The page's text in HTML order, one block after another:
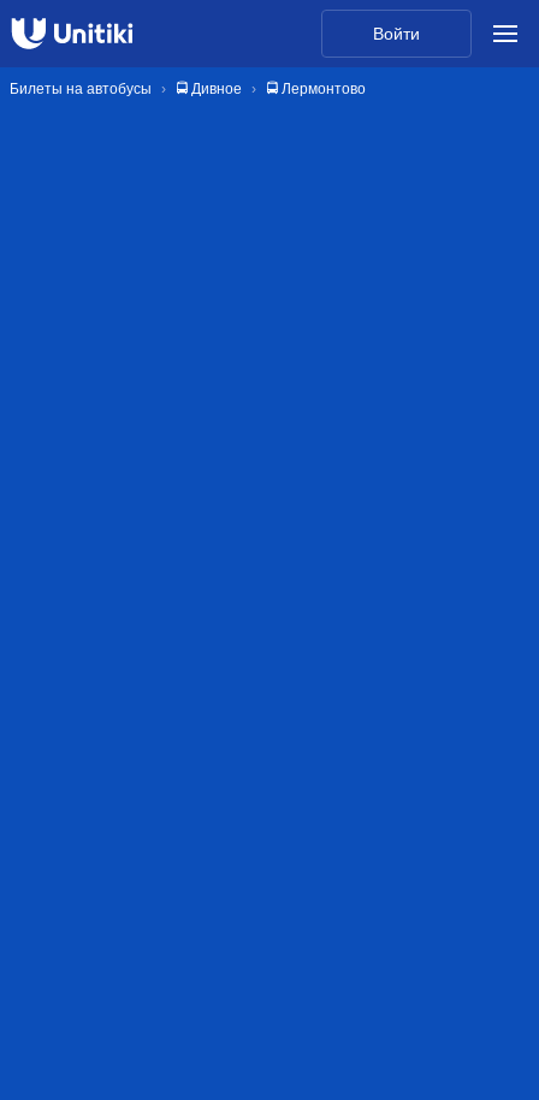
Войти
Билеты на автобусы 🚍 Дивное 🚍 Лермонтово